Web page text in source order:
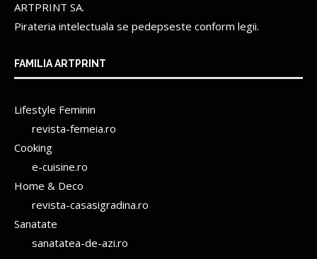
ARTPRINT SA.
Pirateria intelectuala se pedepseste conform legii.
FAMILIA ARTPRINT
Lifestyle Feminin
revista-femeia.ro
Cooking
e-cuisine.ro
Home & Deco
revista-casasigradina.ro
Sanatate
sanatatea-de-azi.ro